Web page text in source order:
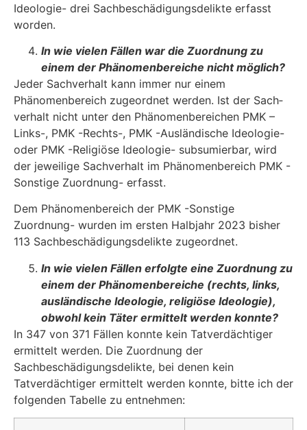
Ideologie- drei Sachbeschä­digungsdelikte erfasst
worden.
In wie vielen Fällen war die Zuordnung zu
einem der Phänomenbereiche nicht möglich?
Jeder Sachverhalt kann immer nur einem
Phänomenbereich zugeordnet werden. Ist der Sach­
verhalt nicht unter den Phänomenbereichen PMK –
Links-, PMK -Rechts-, PMK -Ausländische Ideologie-
oder PMK -Religiöse Ideologie- subsumierbar, wird
der jeweilige Sachverhalt im Phänomenbereich PMK -
Sonstige Zuordnung- erfasst.
Dem Phänomenbereich der PMK -Sonstige
Zuordnung- wurden im ersten Halbjahr 2023 bis­her
113 Sachbeschädigungsdelikte zugeordnet.
In wie vielen Fällen erfolgte eine Zuordnung zu
einem der Phänomenbereiche (rechts, links,
ausländische Ideologie, religiöse Ideologie),
obwohl kein Täter er­mittelt werden konnte?
In 347 von 371 Fällen konnte kein Tatverdächtiger
ermittelt werden. Die Zuordnung der
Sachbeschädigungsdelikte, bei denen kein
Tatverdächtiger ermittelt werden konnte, bitte ich der
folgenden Tabelle zu entnehmen: